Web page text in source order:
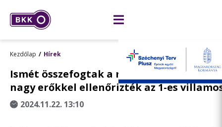
Kezdőlap Hírek
Ismét összefogtak a rendőrökkel a BKK-
nagy erőkkel ellenőrizték az 1-es
2024.11.22. 13:10